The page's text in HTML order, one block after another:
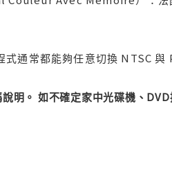
通常都能夠任意切換 NTSC 與
明。 如不確定家中光碟機、